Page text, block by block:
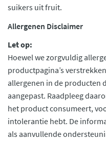
suikers uit fruit.
Allergenen Disclaimer
Let op:
Hoewel we zorgvuldig
productpagina’s
allergenen in de producten
aangepast. Raadpleeg
het product consumeert,
intolerantie hebt. De
als aanvullende